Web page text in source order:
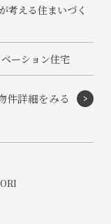
考える住まいづく
ーション住宅
件詳細をみる